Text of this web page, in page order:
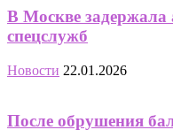
В Москве задержала
спецслужб
Новости 22.01.2026
После обрушения